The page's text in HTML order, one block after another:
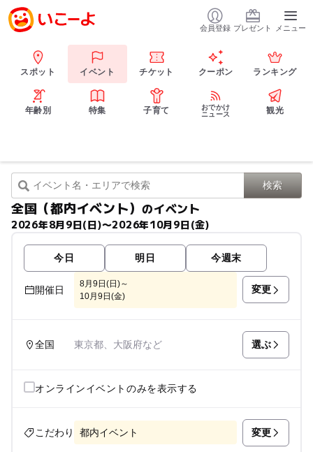
会員登録 プレゼント メニュー
スポット イベント チケット クーポン ランキング
年齢別 特集 子育て
おでかけ
ニュース
観光
全国（都内イベント）のイベント
2026年8月9日(日)〜2026年10月9日(金)
今日 明日 今週末
開催日
8月9日(日)～
10月9日(金)
変更
全国 東京都、大阪府など 選ぶ
オンラインイベントのみを表示する
こだわり 都内イベント 変更